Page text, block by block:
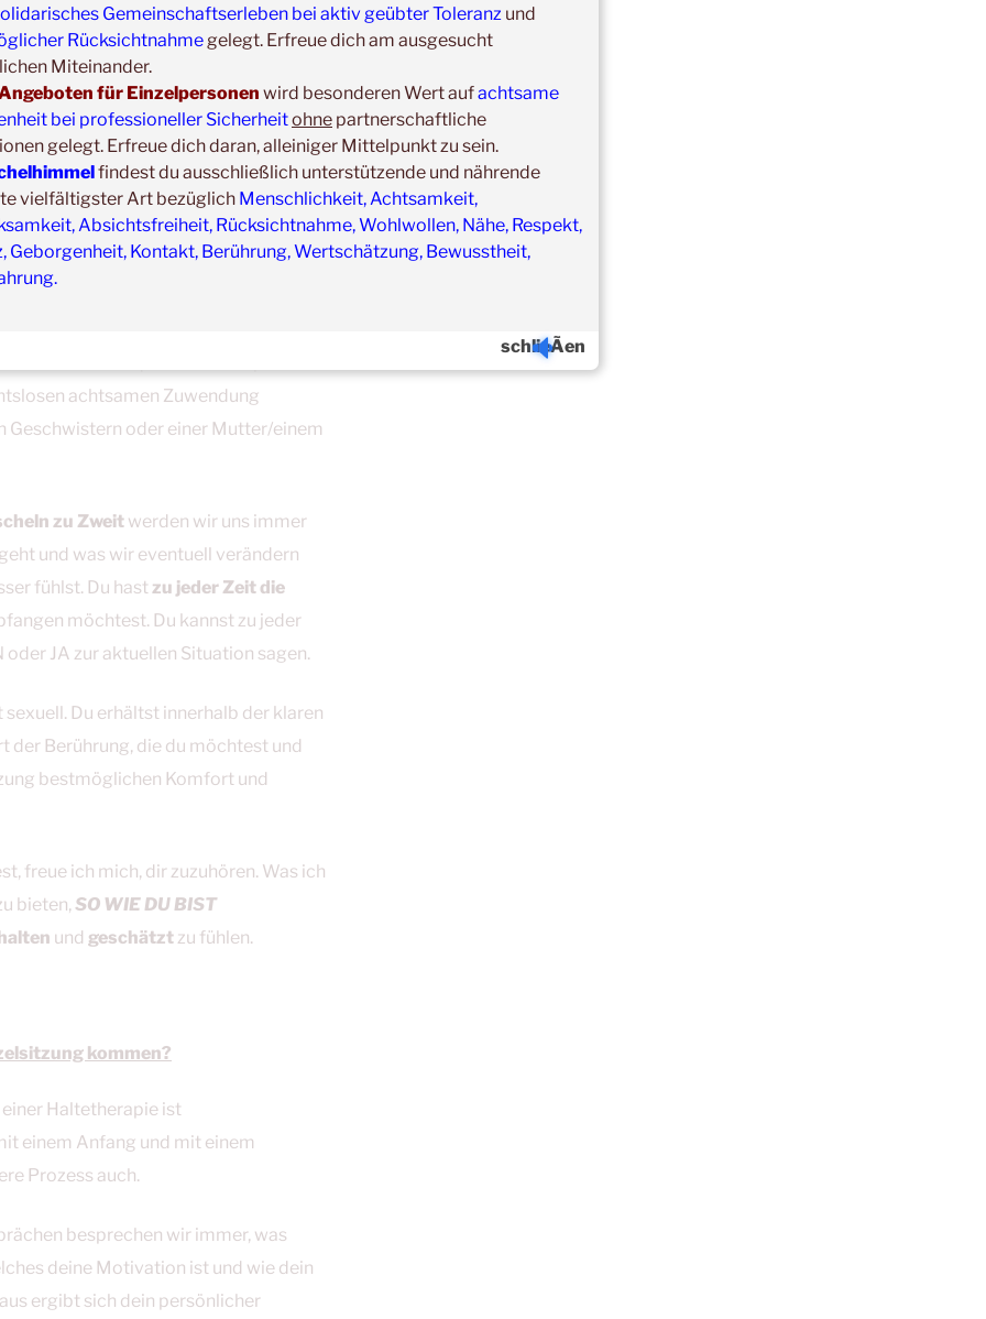
zu Zweit-Lass dich halten
oder im Liegen halten, umarmen
angenehme Musik hören. Dies ist
und Aufmerksamkeit zu
bequem und entspannt
achtsamen Zuwendung
Geschwistern oder einer Mutter/einem
zu Zweit werden wir uns immer
und was wir eventuell verändern
fühlst. Du hastzu jeder Zeit die
möchtest. Du kannst zu jeder
JA zur aktuellen Situation sagen.
Du erhältst innerhalb der klaren
der Berührung, die du möchtest und
bestmöglichen Komfort und
freue ich mich, dir zuzuhören. Was ich
bieten,SO WIE DU BIST
und geschätzt zu fühlen.
kommen?
Haltetherapie ist
einem Anfang und mit einem
Prozess auch.
besprechen wir immer, was
deine Motivation ist und wie dein
ergibt sich dein persönlicher
schlieÃen
Gemeinschaftserleben bei aktiv geübter Toleranz und
Rücksichtnahmegelegt. Erfreue dich am ausgesucht
Miteinander.
für Einzelpersonen wird besonderen Wert aufachtsame
bei professioneller Sicherheitohne partnerschaftliche
gelegt. Erfreue dich daran, alleiniger Mittelpunkt zu sein.
findest du ausschließlich unterstützende und nährende
vielfältigster Art bezüglich Menschlichkeit, Achtsamkeit,
Absichtsfreiheit, Rücksichtnahme, Wohlwollen, Nähe, Respekt,
Geborgenheit, Kontakt, Berührung, Wertschätzung, Bewusstheit,